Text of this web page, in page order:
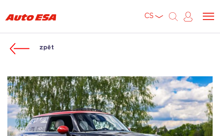
CS
zpět